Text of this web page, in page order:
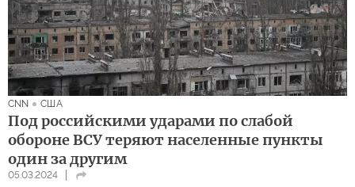
CNN США
Под российскими ударами по слабой
обороне ВСУ теряют населенные пункты
один за другим
05.03.2024